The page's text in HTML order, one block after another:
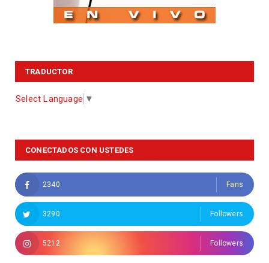
TRADUCTOR
Select Language ▼
CONECTADOS CON USTEDES
2340 Fans
3290 Followers
5212 Followers